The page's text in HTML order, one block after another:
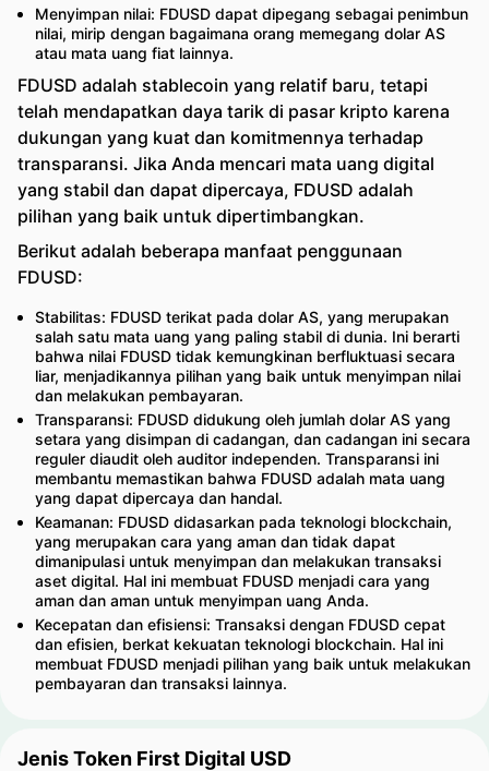
Menyimpan nilai: FDUSD dapat dipegang sebagai penimbun
nilai, mirip dengan bagaimana orang memegang dolar AS
atau mata uang fiat lainnya.
FDUSD adalah stablecoin yang relatif baru, tetapi
telah mendapatkan daya tarik di pasar kripto karena
dukungan yang kuat dan komitmennya terhadap
transparansi. Jika Anda mencari mata uang digital
yang stabil dan dapat dipercaya, FDUSD adalah
pilihan yang baik untuk dipertimbangkan.
Berikut adalah beberapa manfaat penggunaan
FDUSD:
Stabilitas: FDUSD terikat pada dolar AS, yang merupakan
salah satu mata uang yang paling stabil di dunia. Ini berarti
bahwa nilai FDUSD tidak kemungkinan berfluktuasi secara
liar, menjadikannya pilihan yang baik untuk menyimpan nilai
dan melakukan pembayaran.
Transparansi: FDUSD didukung oleh jumlah dolar AS yang
setara yang disimpan di cadangan, dan cadangan ini secara
reguler diaudit oleh auditor independen. Transparansi ini
membantu memastikan bahwa FDUSD adalah mata uang
yang dapat dipercaya dan handal.
Keamanan: FDUSD didasarkan pada teknologi blockchain,
yang merupakan cara yang aman dan tidak dapat
dimanipulasi untuk menyimpan dan melakukan transaksi
aset digital. Hal ini membuat FDUSD menjadi cara yang
aman dan aman untuk menyimpan uang Anda.
Kecepatan dan efisiensi: Transaksi dengan FDUSD cepat
dan efisien, berkat kekuatan teknologi blockchain. Hal ini
membuat FDUSD menjadi pilihan yang baik untuk melakukan
pembayaran dan transaksi lainnya.
Jenis Token First Digital USD